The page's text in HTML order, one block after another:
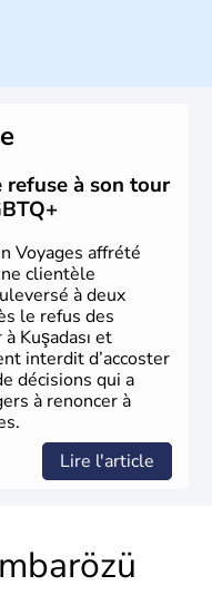
de l'Empire
et la Thrace
est proclamée
alors Istanbul au
refuse à son tour
Voyages affrété
clientèle
à deux
le refus des
Kuşadası et
interdit d’accoster
décisions qui a
à renoncer à
Lire l'article